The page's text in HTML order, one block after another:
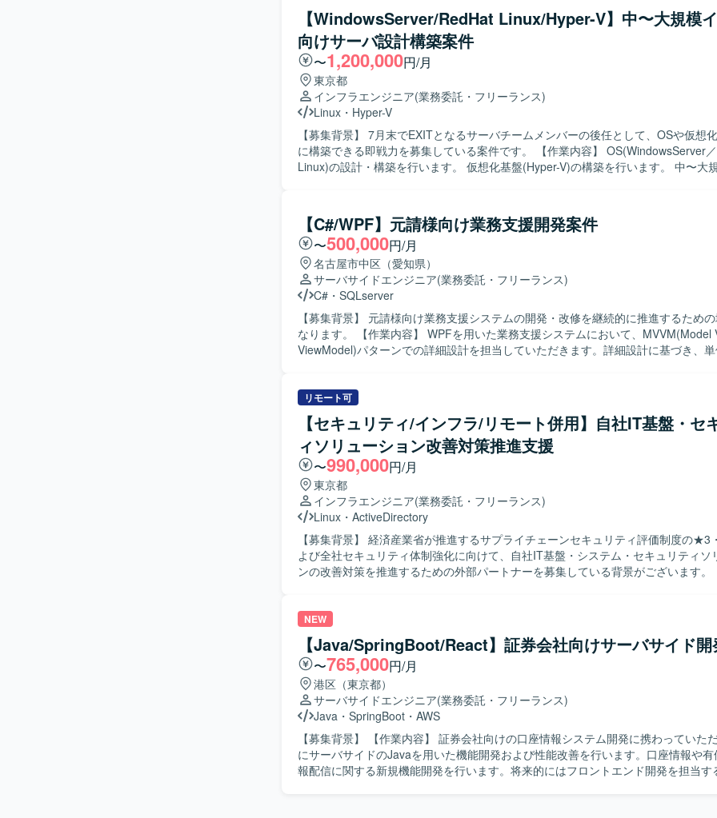
を行います。また、社内の品質管理部門に対して品質状況の報告を行っていただきま
める人物像】 関係者と円滑にコミュニケーションを取りながら、主体的に案件を
を求めております。状況変化に柔軟に対応しつつ、ドキュメントを用いた分かりや
調整ができる方が望ましいです。 【ポジションの魅力】 オンライン証券ビジネスにおけるシス
テム案件を上流工程から一貫して担当することで、業務知識とシステム知識の双方
ルで身につけることができます。ベンダーコントロールや品質報告など、プロジェ
中核に関わる経験を積むことができます。 【開発環境】 Web系システムを対象とした環境にお
いて、LinuxおよびSQLを活用したシステムの要件定義および設計・開発経験を生
いただきます。
【WindowsServer/RedHat Linux/Hyper-V】中〜大規模
向けサーバ設計構築案件
〜1,200,000円/月
東京都
インフラエンジニア(業務委託・フリーランス)
Linux ・ Hyper-V
【募集背景】 7月末でEXITとなるサーバチームメンバーの後任として、OSや仮想
に構築できる即戦力を募集している案件です。 【作業内容】 OS(WindowsServer／RedHat
Linux)の設計・構築を行います。 仮想化基盤(Hyper-V)の構築を行います。 中〜大
ワーク、運用スクリプト対応などに関する業務を行う場合があります。 【求める人物像】 中〜
大規模なインフラ構築プロジェクトに主体的に取り組み、チームメンバーや関係者
ミュニケーションが取れる方を求めています。 【ポジションの魅力】 中〜大規模インフラ構築
プロジェクトに参画し、OSや仮想化基盤の設計・構築に深く携わることで、イン
アとしてのスキルを高めていただけます。 【開発環境】 WindowsServer、RedHat Linux、
Hyper-V、AD、Zabbix、バックアップ&レプリケーションツール（Veeamなど）を
フラ環境です。
【C#/WPF】元請様向け業務支援開発案件
〜500,000円/月
名古屋市中区（愛知県）
サーバサイドエンジニア(業務委託・フリーランス)
C# ・ SQLserver
【募集背景】 元請様向け業務支援システムの開発・改修を継続的に推進するため
なります。 【作業内容】 WPFを用いた業務支援システムにおいて、MVVM(Model View
ViewModel)パターンでの詳細設計を担当していただきます。詳細設計に基づき、
る方を求めています。チームメンバーとコミュニケーションを取りながら、主体的
や品質向上に取り組んでいただける方が望ましいです。 【ポジションの魅力】 WPFとMVVMパ
ターンを前提とした開発プロジェクトに参画することで、デスクトップアプリケー
における設計スキルやテスト設計スキルを高めていただけます。長期想定の案件の
イン知識や設計ノウハウを蓄積しながら安定的にご活躍いただけます。 【開発環境】 開発言語
はC#、フレームワークとしてWPFおよびMVVMパターンを利用します。データベ
Server を使用し、開発ツールとしてVisualStudio2017およびSQL Server
Studio(SSMS)を利用します。
リモート可
【セキュリティ/インフラ/リモート併用】自社IT基盤・セ
ィソリューション改善対策推進支援
〜990,000円/月
東京都
インフラエンジニア(業務委託・フリーランス)
Linux ・ ActiveDirectory
【募集背景】 経済産業省が推進するサプライチェーンセキュリティ評価制度の
よび全社セキュリティ体制強化に向けて、自社IT基盤・システム・セキュリティソ
ンの改善対策を推進するための外部パートナーを募集している背景がございます。 【作業内
ド、ID管理、エンドポイント等）の各種設定・運用状況のヒアリングおよび現状整
価基準と自社システム現状とのFit&Gap分析の補助を行っていただきます。導き出
対する具体的な技術的対策案（MFA強化、ログ取得・監視設定、アクセス制御見
討サポート、システム部門・ベンダーに対する要件定義・設定変更指示・課題管理
っていただきます。自社システム部門へ日常的にアプローチ・伴走し、対策導入に
得・調整・ステータス管理、システム構成図、パラメータシート、運用手順書、評
ス等の資料作成・更新もご担当いただきます。 【求める人物像】 机上の理想論ではなく実際の
システム設定や現場の運用に興味を持ち、自発的に手を動かせる現場密着・ハンズ
方を求めております。自社システム部門へ積極的に足を運び、疑問点をその場で解
前向きに推進できるフットワークの軽さとコミュニケーション意欲をお持ちの方が
す。セキュリティの専門知識を実務を通じて吸収し、ステップアップしたいという
NEW
【Java/SpringBoot/React】証券会社向けサーバサイド開
〜765,000円/月
港区（東京都）
サーバサイドエンジニア(業務委託・フリーランス)
Java ・ SpringBoot ・ AWS
【募集背景】 【作業内容】 証券会社向けの口座情報システム開発に携わっていただきます。主
にサーバサイドのJavaを用いた機能開発および性能改善を行います。口座情報や
報配信に関する新規機能開発を行います。将来的にはフロントエンド開発を担当す